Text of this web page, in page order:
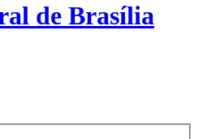
de Brasília